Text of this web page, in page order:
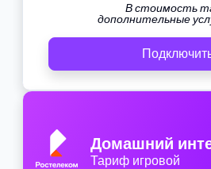
В стоимость
дополнительные
Домашний
Тариф игровой